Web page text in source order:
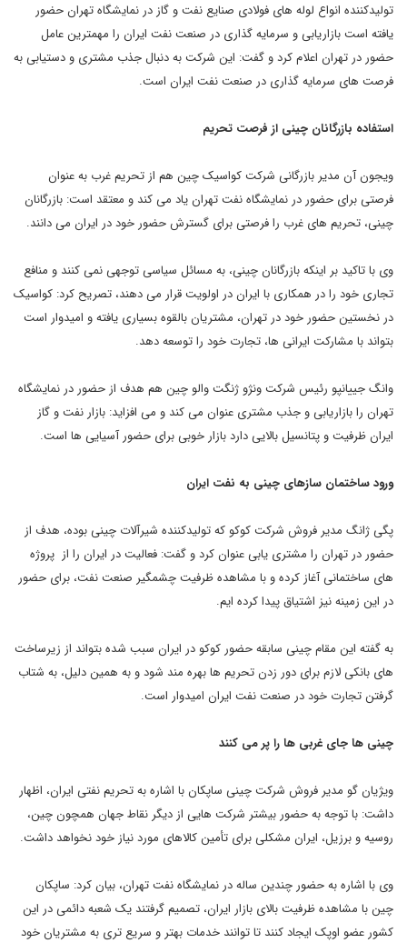
تولیدکننده انواع لوله های فولادی صنایع نفت و گاز در نمایشگاه تهران حضور
یافته است بازاریابی و سرمایه گذاری در صنعت نفت ایران را مهمترین عامل
حضور در تهران اعلام کرد و گفت: این شرکت به دنبال جذب مشتری و دستیابی به
فرصت های سرمایه گذاری در صنعت نفت ایران است.
استفاده بازرگانان چینی از فرصت تحریم
ویجون آن مدیر بازرگانی شرکت کواسیک چین هم از تحریم غرب به عنوان
فرصتی برای حضور در نمایشگاه نفت تهران یاد می کند و معتقد است: بازرگانان
چینی، تحریم های غرب را فرصتی برای گسترش حضور خود در ایران می دانند.
وی با تاکید بر اینکه بازرگانان چینی، به مسائل سیاسی توجهی نمی کنند و منافع
تجاری خود را در همکاری با ایران در اولویت قرار می دهند، تصریح کرد: کواسیک
در نخستین حضور خود در تهران، مشتریان بالقوه بسیاری یافته و امیدوار است
بتواند با مشارکت ایرانی ها، تجارت خود را توسعه دهد.
وانگ جییانپو رئیس شرکت ونژو ژنگت والو چین هم هدف از حضور در نمایشگاه
تهران را بازاریابی و جذب مشتری عنوان می کند و می افزاید: بازار نفت و گاز
ایران ظرفیت و پتانسیل بالایی دارد بازار خوبی برای حضور آسیایی ها است.
ورود ساختمان سازهای چینی به نفت ایران
پگی ژانگ مدیر فروش شرکت کوکو که تولیدکننده شیرآلات چینی بوده، هدف از
حضور در تهران را مشتری یابی عنوان کرد و گفت: فعالیت در ایران را از پروژه
های ساختمانی آغاز کرده و با مشاهده ظرفیت چشمگیر صنعت نفت، برای حضور
در این زمینه نیز اشتیاق پیدا کرده ایم.
به گفته این مقام چینی سابقه حضور کوکو در ایران سبب شده بتواند از زیرساخت
های بانکی لازم برای دور زدن تحریم ها بهره مند شود و به همین دلیل، به شتاب
گرفتن تجارت خود در صنعت نفت ایران امیدوار است.
چینی ها جای غربی ها را پر می کنند
ویژیان گو مدیر فروش شرکت چینی ساپکان با اشاره به تحریم نفتی ایران، اظهار
داشت: با توجه به حضور بیشتر شرکت هایی از دیگر نقاط جهان همچون چین،
روسیه و برزیل، ایران مشکلی برای تأمین کالاهای مورد نیاز خود نخواهد داشت.
وی با اشاره به حضور چندین ساله در نمایشگاه نفت تهران، بیان کرد: ساپکان
چین با مشاهده ظرفیت بالای بازار ایران، تصمیم گرفتند یک شعبه دائمی در این
کشور عضو اوپک ایجاد کنند تا توانند خدمات بهتر و سریع تری به مشتریان خود